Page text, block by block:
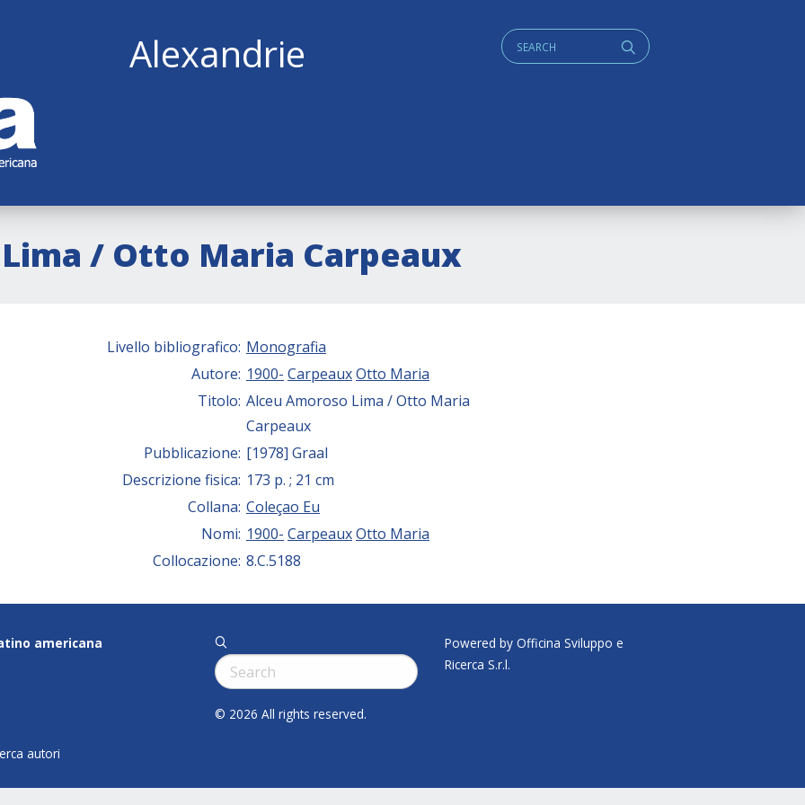
Alexandrie q
Cerca:
/ Otto Maria Carpeaux
Livello bibliografico: Monografia
Autore: 1900- CarpeauxOtto Maria
Titolo: Alceu Amoroso Lima / Otto Maria
Carpeaux
Pubblicazione: [1978] Graal
Descrizione fisica: 173 p. ; 21 cm
Collana: Coleçao Eu
Nomi: 1900- CarpeauxOtto Maria
Collocazione: 8.C.5188
americana
autori
q
Cerca:
© 2026 All rights reserved.
Powered by Officina Sviluppo e
Ricerca S.r.l.